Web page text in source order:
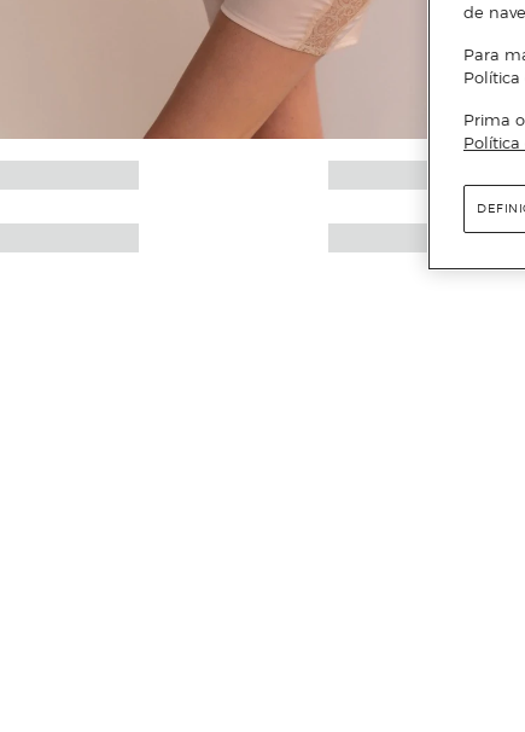
de
Para
Política
Prima
Política